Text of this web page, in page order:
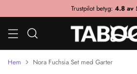
Trustpilot betyg: 4.8 av
Hem Nora Fuchsia Set med Garter